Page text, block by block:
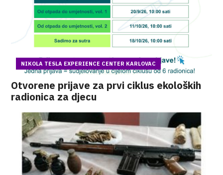
NIKOLA TESLA EXPERIENCE CENTER KARLOVAC
Otvorene prijave za prvi ciklus ekoloških
radionica za djecu